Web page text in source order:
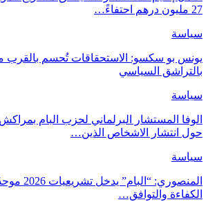
27 مليون درهم احتفاءً…
سياسة
يونس بو سكسو: الاستحقاقات تُحسم بالقرب
بالتراشق السياسي
سياسة
الوفا المستشار البرلماني لحزب البام
حول انتشار الاشخاص الذين…
سياسة
المنصوري:
الكفاءة والتوافق…